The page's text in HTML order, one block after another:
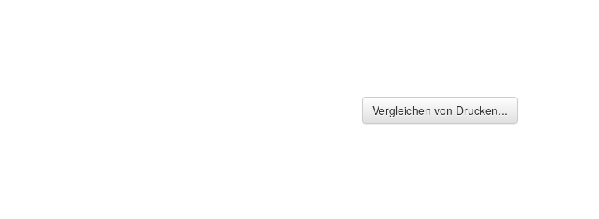
Vergleichen von Drucken...